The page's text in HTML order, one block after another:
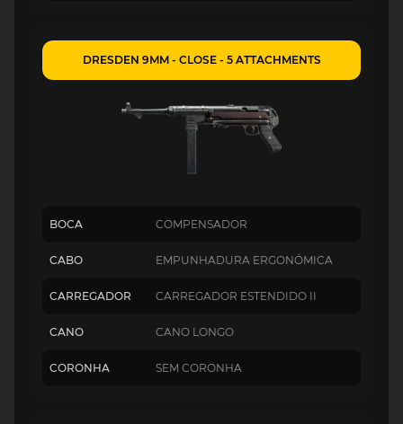
DRESDEN 9MM - CLOSE - 5 ATTACHMENTS
BOCA COMPENSADOR
CABO EMPUNHADURA ERGONÓMICA
CARREGADOR CARREGADOR ESTENDIDO II
CANO CANO LONGO
CORONHA SEM CORONHA